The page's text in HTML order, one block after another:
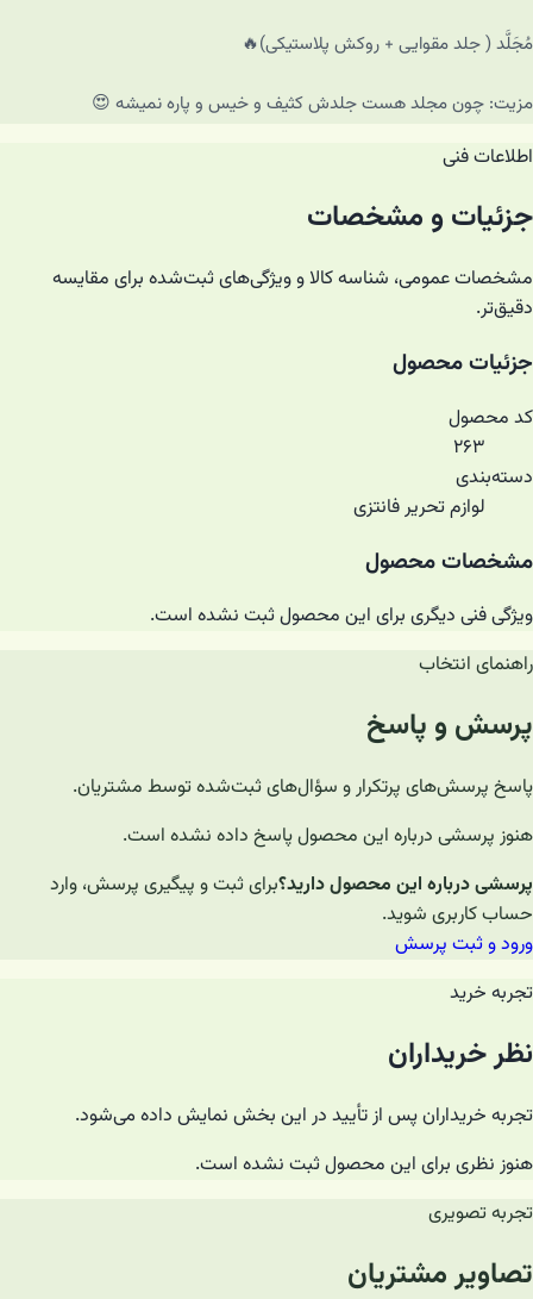
مُجَلَّد ( جلد مقوایی + روکش پلاستیکی)🔥
مزیت: چون مجلد هست جلدش کثیف و خیس و پاره نمیشه 😍
اطلاعات فنی
جزئیات و مشخصات
مشخصات عمومی، شناسه کالا و ویژگی‌های ثبت‌شده برای مقایسه
دقیق‌تر.
جزئیات محصول
کد محصول
۲۶۳
دسته‌بندی
لوازم تحریر فانتزی
مشخصات محصول
ویژگی فنی دیگری برای این محصول ثبت نشده است.
راهنمای انتخاب
پرسش و پاسخ
پاسخ پرسش‌های پرتکرار و سؤال‌های ثبت‌شده توسط مشتریان.
هنوز پرسشی درباره این محصول پاسخ داده نشده است.
پرسشی درباره این محصول دارید؟برای ثبت و پیگیری پرسش، وارد
حساب کاربری شوید.
ورود و ثبت پرسش
تجربه خرید
نظر خریداران
تجربه خریداران پس از تأیید در این بخش نمایش داده می‌شود.
هنوز نظری برای این محصول ثبت نشده است.
تجربه تصویری
تصاویر مشتریان